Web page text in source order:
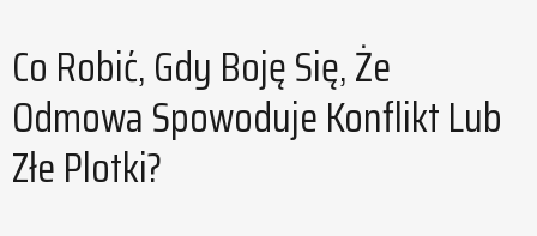
Co Robić, Gdy Boję Się, Że
Odmowa Spowoduje Konflikt Lub
Złe Plotki?